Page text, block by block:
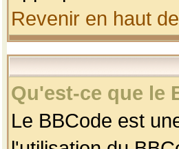
Revenir en haut
Qu'est-ce que le
Le BBCode est